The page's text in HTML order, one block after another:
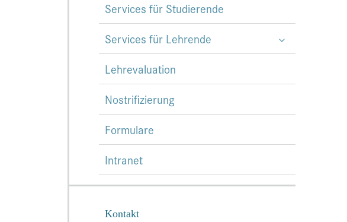
Services für Studierende
Services für Lehrende
Lehrevaluation
Nostrifizierung
Formulare
Intranet
Kontakt